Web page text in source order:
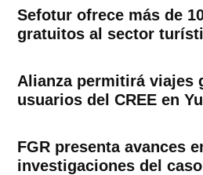
Sefotur ofrece más de
gratuitos al sector
Alianza permitirá viajes
usuarios del CREE en
FGR presenta avances
investigaciones del